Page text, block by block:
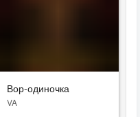
Вор-одиночка
VA